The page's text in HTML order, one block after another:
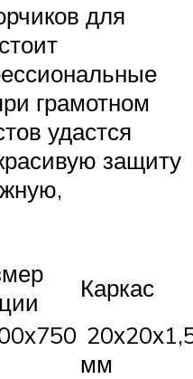
для
грамотном
удастся
защиту
Каркас
мм